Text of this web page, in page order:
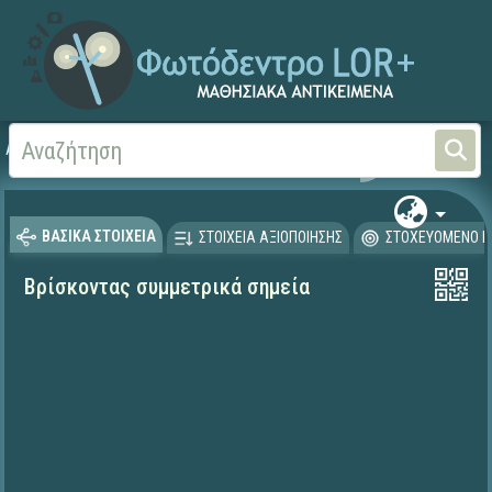
Αρχική
ΒΑΣΙΚΑ ΣΤΟΙΧΕΙΑ ΣΤΟΙΧΕΙΑ ΑΞΙΟΠΟΙΗΣΗΣ ΣΤΟΧΕΥΟΜΕΝΟ
Βρίσκοντας συμμετρικά σημεία